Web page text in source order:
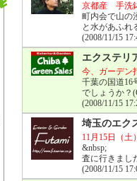
京都産 手洗
町内会で山の
と水があふ
(2008/11/15
エクステリ
今、ガーデン
千葉の国道16
でしょうか？
(2008/11/15
埼玉のエク
11月15日（土
&nbsp; 肌
査に行きまし
(2008/11/15